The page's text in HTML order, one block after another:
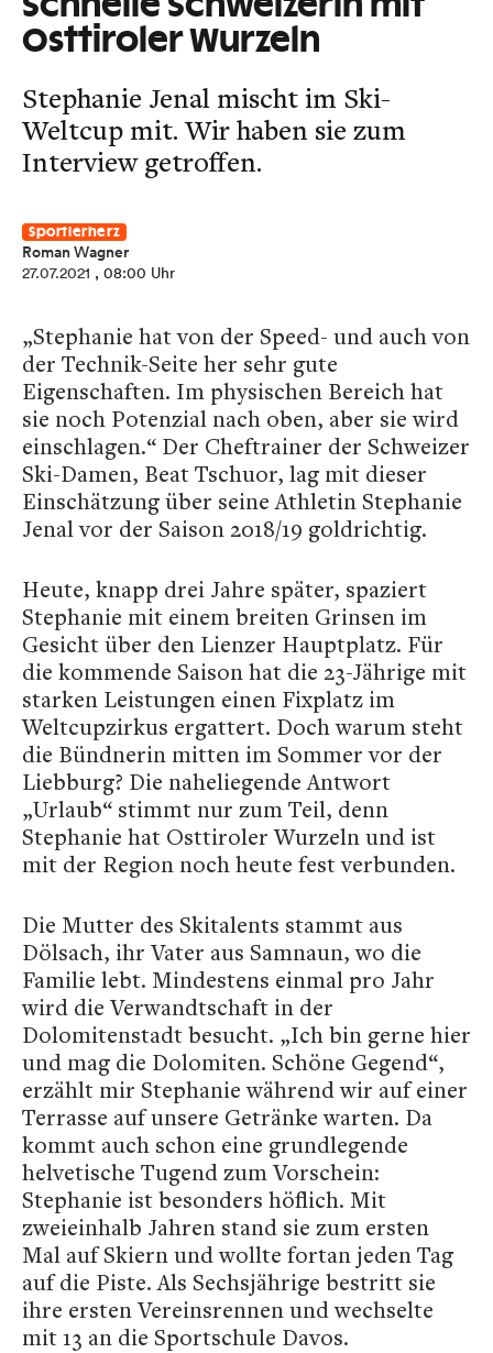
Schnelle Schweizerin mit
Osttiroler Wurzeln
Stephanie Jenal mischt im Ski-
Weltcup mit. Wir haben sie zum
Interview getroffen.
Sportlerherz
Roman Wagner
27.07.2021 , 08:00 Uhr
„Stephanie hat von der Speed- und auch von
der Technik-Seite her sehr gute
Eigenschaften. Im physischen Bereich hat
sie noch Potenzial nach oben, aber sie wird
einschlagen.“ Der Cheftrainer der Schweizer
Ski-Damen, Beat Tschuor, lag mit dieser
Einschätzung über seine Athletin Stephanie
Jenal vor der Saison 2018/19 goldrichtig.
Heute, knapp drei Jahre später, spaziert
Stephanie mit einem breiten Grinsen im
Gesicht über den Lienzer Hauptplatz. Für
die kommende Saison hat die 23-Jährige mit
starken Leistungen einen Fixplatz im
Weltcupzirkus ergattert. Doch warum steht
die Bündnerin mitten im Sommer vor der
Liebburg? Die naheliegende Antwort
„Urlaub“ stimmt nur zum Teil, denn
Stephanie hat Osttiroler Wurzeln und ist
mit der Region noch heute fest verbunden.
Die Mutter des Skitalents stammt aus
Dölsach, ihr Vater aus Samnaun, wo die
Familie lebt. Mindestens einmal pro Jahr
wird die Verwandtschaft in der
Dolomitenstadt besucht. „Ich bin gerne hier
und mag die Dolomiten. Schöne Gegend“,
erzählt mir Stephanie während wir auf einer
Terrasse auf unsere Getränke warten. Da
kommt auch schon eine grundlegende
helvetische Tugend zum Vorschein:
Stephanie ist besonders höflich. Mit
zweieinhalb Jahren stand sie zum ersten
Mal auf Skiern und wollte fortan jeden Tag
auf die Piste. Als Sechsjährige bestritt sie
ihre ersten Vereinsrennen und wechselte
mit 13 an die Sportschule Davos.